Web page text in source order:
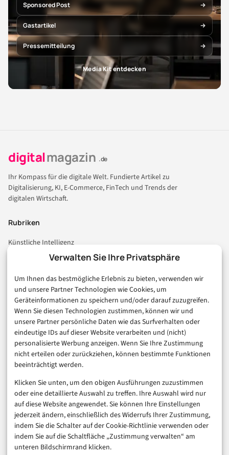
Verwalten Sie Ihre Privatsphäre
Um Ihnen das bestmögliche Erlebnis zu bieten, verwenden wir
und unsere Partner Technologien wie Cookies, um
Geräteinformationen zu speichern und/oder darauf zuzugreifen.
Wenn Sie diesen Technologien zustimmen, können wir und
unsere Partner persönliche Daten wie das Surfverhalten oder
eindeutige IDs auf dieser Website verarbeiten und (nicht)
personalisierte Werbung anzeigen. Wenn Sie Ihre Zustimmung
nicht erteilen oder zurückziehen, können bestimmte Funktionen
beeinträchtigt werden.
Klicken Sie unten, um den obigen Ausführungen zuzustimmen
oder eine detaillierte Auswahl zu treffen. Ihre Auswahl wird nur
auf diese Website angewendet. Sie können Ihre Einstellungen
jederzeit ändern, einschließlich des Widerrufs Ihrer Zustimmung,
indem Sie die Schalter auf der Cookie-Richtlinie verwenden oder
indem Sie auf die Schaltfläche „Zustimmung verwalten“ am
unteren Bildschirmrand klicken.
Sponsored Post
Gastartikel
Pressemitteilung
Media Kit entdecken
digitalmagazin .de
Ihr Kompass für die digitale Welt. Fundierte Artikel zu
Digitalisierung, KI, E-Commerce, FinTech und Trends der
digitalen Wirtschaft.
Rubriken
Künstliche Intelligenz
Technologie & IT
Consumer & Digital Life
Marketing
Finanzen & FinTech
Business & Karriere
Sicherheit & Recht
Digitalisierung
Marketing
Magazin
Unsere Redaktion
Werbeformate & Media Kit
Rechtliches